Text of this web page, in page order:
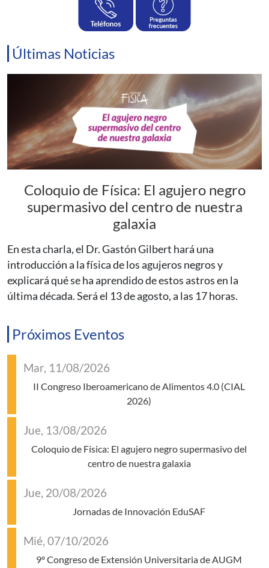
Últimas Noticias
Coloquio de Física: El agujero negro
supermasivo del centro de nuestra
galaxia
En esta charla, el Dr. Gastón Gilbert hará una
introducción a la física de los agujeros negros y
explicará qué se ha aprendido de estos astros en la
última década. Será el 13 de agosto, a las 17 horas.
Próximos Eventos
Mar, 11/08/2026
II Congreso Iberoamericano de Alimentos 4.0 (CIAL
2026)
Jue, 13/08/2026
Coloquio de Física: El agujero negro supermasivo del
centro de nuestra galaxia
Jue, 20/08/2026
Jornadas de Innovación EduSAF
Mié, 07/10/2026
9° Congreso de Extensión Universitaria de AUGM